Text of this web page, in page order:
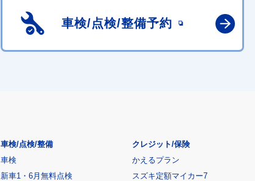
車検/点検/整備予約
車検/点検/整備
車検
新車1・6月無料点検
クレジット/保険
かえるプラン
スズキ定額マイカー7